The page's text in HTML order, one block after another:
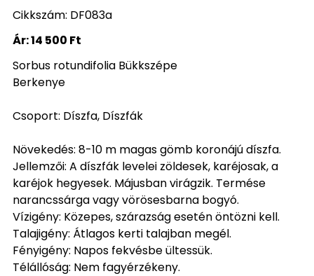
Cikkszám: DF083a
Ár:14 500 Ft
Sorbus rotundifolia Bükkszépe
Berkenye
Csoport: Díszfa, Díszfák
Növekedés: 8-10 m magas gömb koronájú díszfa.
Jellemzői: A díszfák levelei zöldesek, karéjosak, a
karéjok hegyesek. Májusban virágzik. Termése
narancssárga vagy vörösesbarna bogyó.
Vízigény: Közepes, szárazság esetén öntözni kell.
Talajigény: Átlagos kerti talajban megél.
Fényigény: Napos fekvésbe ültessük.
Télállóság: Nem fagyérzékeny.